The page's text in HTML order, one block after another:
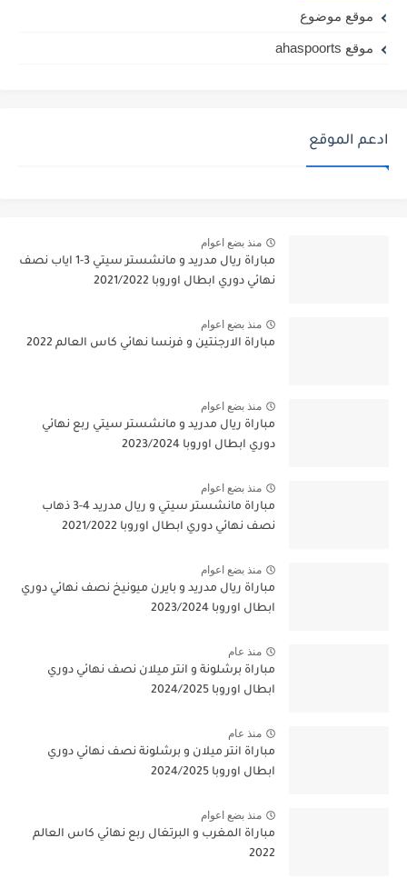
موقع موضوع
موقع ahaspoorts
ادعم الموقع
منذ بضع اعوام
مباراة ريال مدريد و مانشستر سيتي 3-1 اياب نصف
نهائي دوري ابطال اوروبا 2021/2022
منذ بضع اعوام
مباراة الارجنتين و فرنسا نهائي كاس العالم 2022
منذ بضع اعوام
مباراة ريال مدريد و مانشستر سيتي ربع نهائي
دوري ابطال اوروبا 2023/2024
منذ بضع اعوام
مباراة مانشستر سيتي و ريال مدريد 4-3 ذهاب
نصف نهائي دوري ابطال اوروبا 2021/2022
منذ بضع اعوام
مباراة ريال مدريد و بايرن ميونيخ نصف نهائي دوري
ابطال اوروبا 2023/2024
منذ عام
مباراة برشلونة و انتر ميلان نصف نهائي دوري
ابطال اوروبا 2024/2025
منذ عام
مباراة انتر ميلان و برشلونة نصف نهائي دوري
ابطال اوروبا 2024/2025
منذ بضع اعوام
مباراة المغرب و البرتغال ربع نهائي كاس العالم
2022